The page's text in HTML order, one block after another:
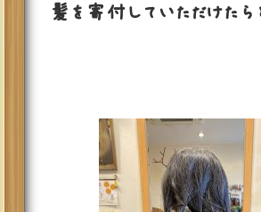
髪を寄付していただけたら